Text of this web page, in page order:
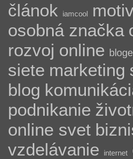
článok iamcool
osobná značka
rozvoj online
siete marketing
blog
podnikanie
online svet
vzdelávanie
internet